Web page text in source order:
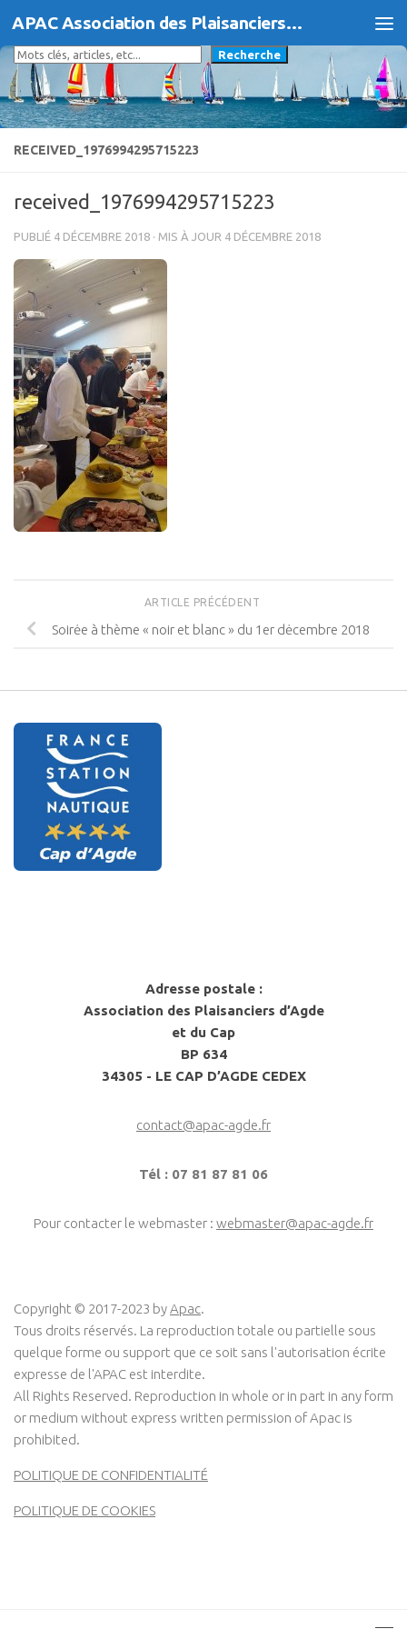
Skip to content APAC Association des Plaisanciers d'Agde et du Cap
Rechercher
Recherche
RECEIVED_1976994295715223
received_1976994295715223
PUBLIÉ 4 DÉCEMBRE 2018 · MIS À JOUR 4 DÉCEMBRE 2018
ARTICLE PRÉCÉDENT
Soirėe à thème « noir et blanc » du 1er dėcembre 2018
Adresse postale :
Association des Plaisanciers d’Agde
et du Cap
BP 634
34305 - LE CAP D’AGDE CEDEX
contact@apac-agde.fr
Tél : 07 81 87 81 06
Pour contacter le webmaster : webmaster@apac-agde.fr
Copyright © 2017-2023 byApac.
Tous droits réservés. La reproduction totale ou partielle sous
quelque forme ou support que ce soit sans l'autorisation écrite
expresse de l'APAC est interdite.
All Rights Reserved. Reproduction in whole or in part in any form
or medium without express written permission of Apac is
prohibited.
POLITIQUE DE CONFIDENTIALITÉ
POLITIQUE DE COOKIES